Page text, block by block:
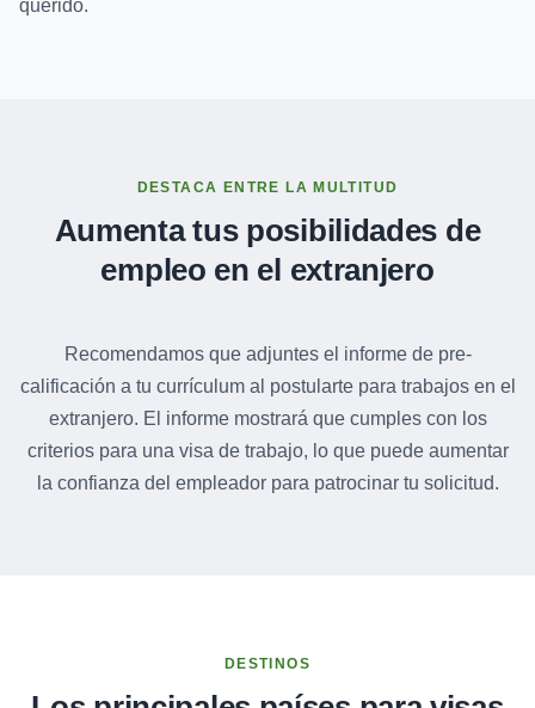
querido.
DESTACA ENTRE LA MULTITUD
Aumenta tus posibilidades de
empleo en el extranjero
Recomendamos que adjuntes el informe de pre-
calificación a tu currículum al postularte para trabajos en el
extranjero. El informe mostrará que cumples con los
criterios para una visa de trabajo, lo que puede aumentar
la confianza del empleador para patrocinar tu solicitud.
DESTINOS